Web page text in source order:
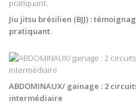
Jiu jitsu brésilien (BJJ) :
pratiquant.
ABDOMINAUX/ gainage : 2
intermédiaire